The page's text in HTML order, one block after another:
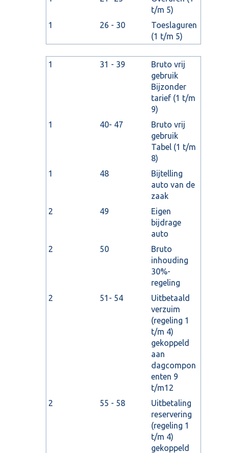
t/m 5)
1
26 - 30
Toeslaguren
(1 t/m 5)
1 31 - 39
Bruto vrij
gebruik
Bijzonder
tarief (1 t/m
9)
1
40- 47
Bruto vrij
gebruik
Tabel (1 t/m
8)
1
48
Bijtelling
auto van de
zaak
2
49
Eigen
bijdrage
auto
2
50
Bruto
inhouding
30%-
regeling
2
51- 54
Uitbetaald
verzuim
(regeling 1
t/m 4)
gekoppeld
aan
dagcompon
enten 9
t/m12
2
55 - 58
Uitbetaling
reservering
(regeling 1
t/m 4)
gekoppeld